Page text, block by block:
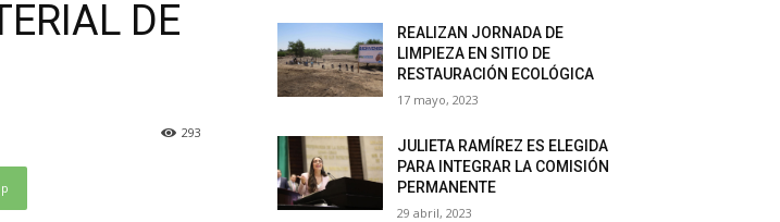
DE
293
REALIZAN JORNADA DE
LIMPIEZA EN SITIO DE
RESTAURACIÓN ECOLÓGICA
17 mayo, 2023
JULIETA RAMÍREZ ES ELEGIDA
PARA INTEGRAR LA COMISIÓN
PERMANENTE
29 abril, 2023